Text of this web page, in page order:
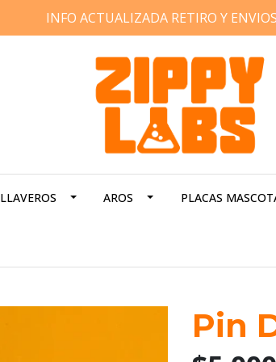
INFO ACTUALIZADA RETIRO Y ENVIOS
LLAVEROS AROS PLACAS
Pin